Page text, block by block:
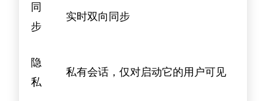
同
步
实时双向同步
隐
私
私有会话，仅对启动它的用户可见